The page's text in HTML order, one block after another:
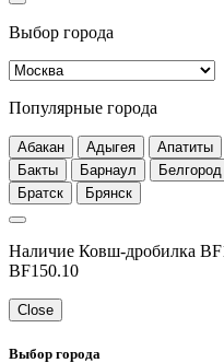
Выбор города
Популярные города
Абакан Адыгея Апатиты
Бакты
Барнаул Белгород
Братск
Брянск
Наличие Ковш-дробилка
BF150.10
Close
Выбор города